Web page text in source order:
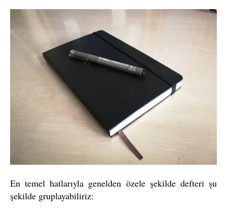
En temel hatlarıyla genelden özele şekilde defteri şu
şekilde gruplayabiliriz: